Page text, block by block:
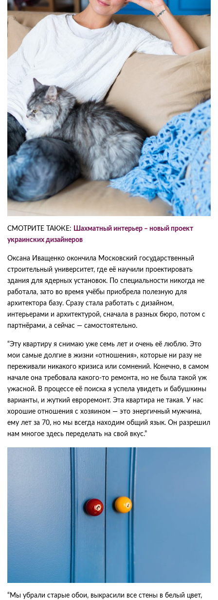
СМОТРИТЕ ТАКЖЕ: Шахматный интерьер – новый проект
украинских дизайнеров
Оксана Иващенко окончила Московский государственный
строительный университет, где её научили проектировать
здания для ядерных установок. По специальности никогда не
работала, зато во время учёбы приобрела полезную для
архитектора базу. Сразу стала работать с дизайном,
интерьерами и архитектурой, сначала в разных бюро, потом с
партнёрами, а сейчас — самостоятельно.
“Эту квартиру я снимаю уже семь лет и очень её люблю. Это
мои самые долгие в жизни «отношения», которые ни разу не
переживали никакого кризиса или сомнений. Конечно, в самом
начале она требовала какого-то ремонта, но не была такой уж
ужасной. В процессе её поиска я успела увидеть и бабушкины
варианты, и жуткий евроремонт. Эта квартира не такая. У нас
хорошие отношения с хозяином — это энергичный мужчина,
ему лет за 70, но мы всегда находим общий язык. Он разрешил
нам многое здесь переделать на свой вкус.”
“Мы убрали старые обои, выкрасили все стены в белый цвет,